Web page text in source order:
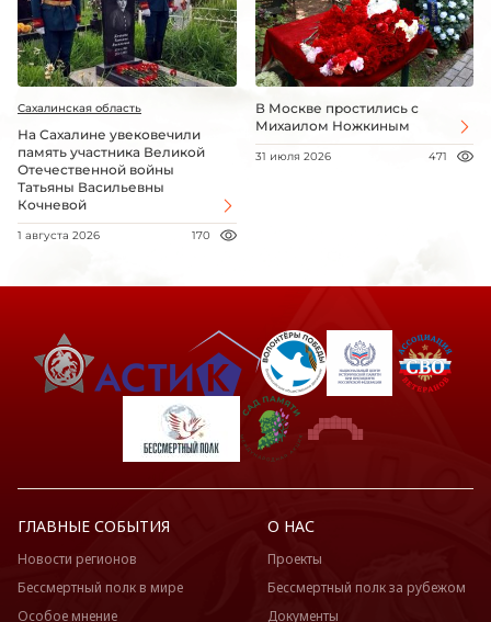
Сахалинская область
На Сахалине увековечили
память участника Великой
Отечественной войны
Татьяны Васильевны
Кочневой
1 августа 2026 170
В Москве простились с
Михаилом Ножкиным
31 июля 2026 471
ГЛАВНЫЕ СОБЫТИЯ
Новости регионов
Бессмертный полк в мире
Особое мнение
О НАС
Проекты
Бессмертный полк за рубежом
Документы